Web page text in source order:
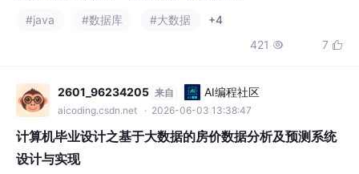
原生技术的智能化办公解决方案，旨在解决传
统办公模式中数据孤岛、人工低效、协同滞后
现办公全流程自动化与智能化，目标包括数据
互通率100%、AI场景覆盖90%、人工成本降
低30%。采用湖仓一体数据架构和零信任安全
体系，确保系统高可用（
#java #数据库 #大数据
+4
421  7 
2601_96234205 来自 AI编程社区
aicoding.csdn.net · 2026-06-03 13:38:47
计算机毕业设计之基于大数据的房价数据分析及预测系统
设计与实现